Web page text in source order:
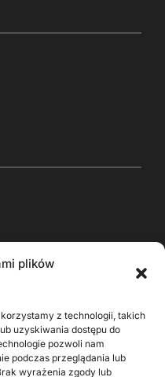
plików
z technologii, takich
uzyskiwania dostępu do
pozwoli nam
podczas przeglądania lub
wyrażenia zgody lub